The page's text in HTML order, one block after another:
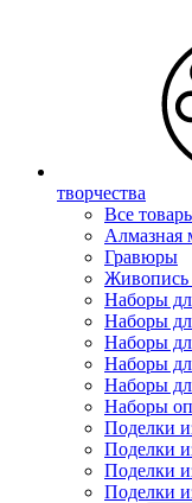
творчества
Все
Алмазная
Гравюры
Живопись
Наборы
Наборы
Наборы
Наборы
Наборы
Наборы
Поделки
Поделки
Поделки
Поделки